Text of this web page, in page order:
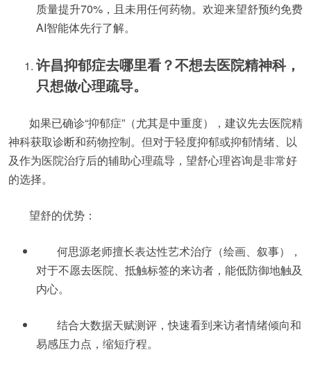
质量提升70%，且未用任何药物。欢迎来望舒预约免费
AI智能体先行了解。
许昌抑郁症去哪里看？不想去医院精神科，
只想做心理疏导。
如果已确诊“抑郁症”（尤其是中重度），建议先去医院精
神科获取诊断和药物控制。但对于轻度抑郁或抑郁情绪、以
及作为医院治疗后的辅助心理疏导，望舒心理咨询是非常好
的选择。
望舒的优势：
何思源老师擅长表达性艺术治疗（绘画、叙事），
对于不愿去医院、抵触标签的来访者，能低防御地触及
内心。
结合大数据天赋测评，快速看到来访者情绪倾向和
易感压力点，缩短疗程。